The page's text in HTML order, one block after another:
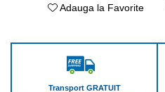
Adauga la Favorite
Transport GRATUIT